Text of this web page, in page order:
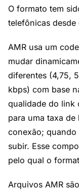
O formato tem
telefônicas
AMR usa um
mudar
diferentes (4,75,
kbps) com base
qualidade do link
para uma taxa de
conexão; quando
subir. Esse
pelo qual o
Arquivos AMR são